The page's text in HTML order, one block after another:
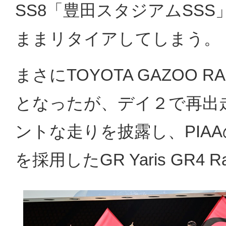
SS8「豊田スタジアムSSS
ままリタイアしてしまう。
まさにTOYOTA GAZOO
となったが、デイ２で再
ントな走りを披露し、
を採用したGR Yaris GR4